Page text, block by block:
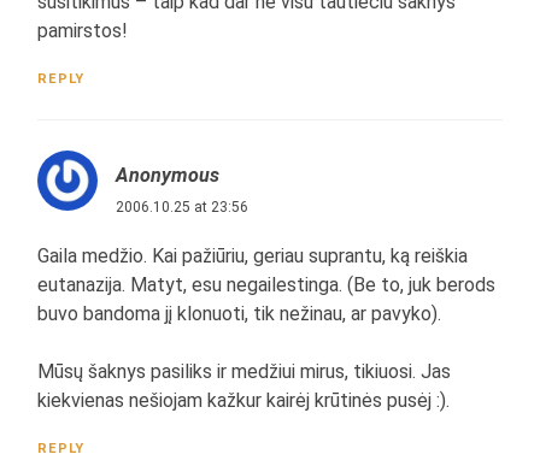
pamirstos!
REPLY
Anonymous
2006.10.25 at 23:56
Gaila medžio. Kai pažiūriu, geriau suprantu, ką reiškia
eutanazija. Matyt, esu negailestinga. (Be to, juk berods
buvo bandoma jį klonuoti, tik nežinau, ar pavyko).
Mūsų šaknys pasiliks ir medžiui mirus, tikiuosi. Jas
kiekvienas nešiojam kažkur kairėj krūtinės pusėj :).
REPLY